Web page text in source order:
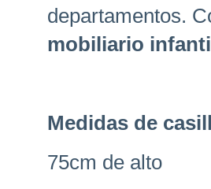
departamentos.
mobiliario
Medidas de
75cm de alto